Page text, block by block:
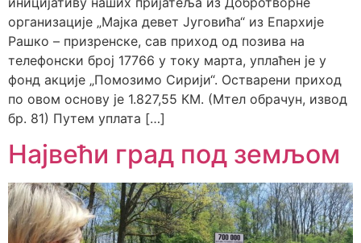
организације „Мајка девет Југовића“ из Епархије
Рашко – призренске, сав приход од позива на
телефонски број 17766 у току марта, уплаћен је у
фонд акције „Помозимо Сирији“. Остварени приход
по овом основу је 1.827,55 КМ. (Мтел обрачун, извод
бр. 81) Путем уплата […]
Највећи град под земљом